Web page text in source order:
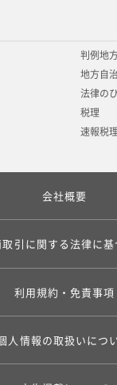
判例地
地方自
法律の
税理
速報税
会社概要
引に関する法律に
利用規約・免責事項
人情報の取扱いにつ